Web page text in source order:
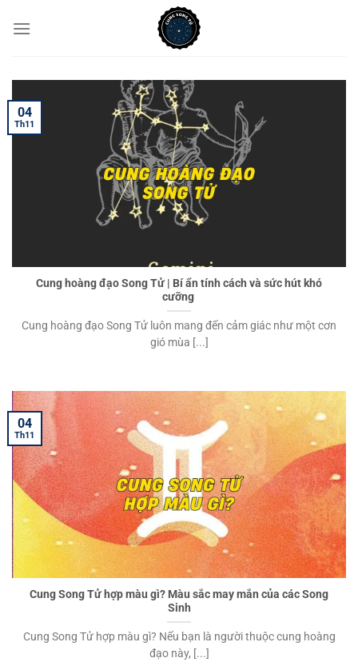
đến
Cung hoàng đạo Song Tử | Bí ẩn tính cách và sức hút khó
cưỡng
Cung hoàng đạo Song Tử luôn mang đến cảm giác như một cơn
gió mùa [...]
04
Th11
Cung Song Tử hợp màu gì? Màu sắc may mắn của các Song
Sinh
Cung Song Tử hợp màu gì? Nếu bạn là người thuộc cung hoàng
đạo này, [...]
04
Th11